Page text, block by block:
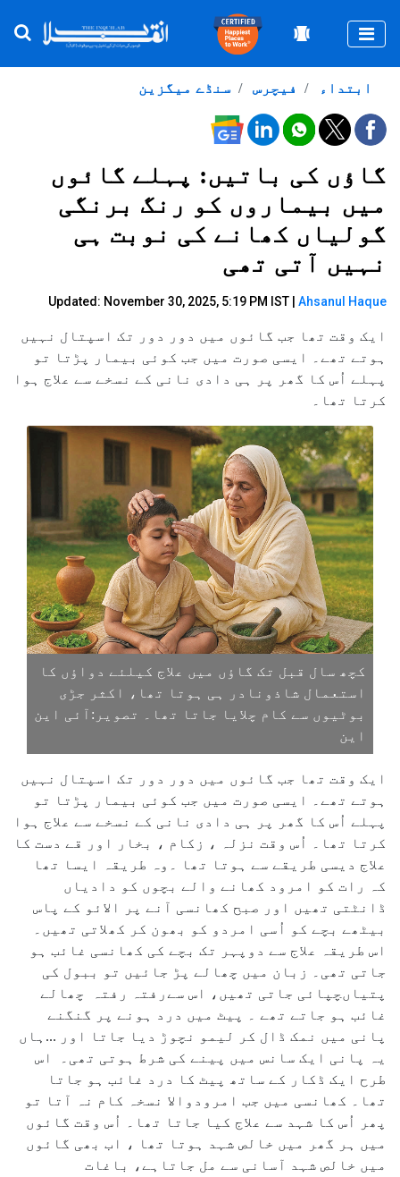
سنڈے میگزین فیچرس ابتداء
گاؤں کی باتیں: پہلے گائوں
میں بیماروں کو رنگ برنگی
گولیاں کھانے کی نوبت ہی
نہیں آتی تھی
Updated: November 30, 2025, 5:19 PM IST | Ahsanul Haque
ایک وقت تھا جب گائوں میں دور دور تک اسپتال نہیں
ہوتے تھے۔ ایسی صورت میں جب کوئی بیمار پڑتا تو
پہلے اُس کا گھر پر ہی دادی نانی کے نسخے سے علاج ہوا
کرتا تھا۔
کچھ سال قبل تک گاؤں میں علاج کیلئے دواؤں کا
استعمال شاذونادر ہی ہوتا تھا، اکثر جڑی
بوٹیوں سے کام چلایا جاتا تھا۔ تصویر:آئی این
این
ایک وقت تھا جب گائوں میں دور دور تک اسپتال نہیں
ہوتے تھے۔ ایسی صورت میں جب کوئی بیمار پڑتا تو
پہلے اُس کا گھر پر ہی دادی نانی کے نسخے سے علاج ہوا
کرتا تھا۔ اُس وقت نزلہ ، زکام ، بخار اور قے دست کا
علاج دیسی طریقے سے ہوتا تھا ۔وہ طریقہ ایسا تھا
کہ رات کو امرود کھانے والے بچوں کو دادیاں
ڈانٹتی تھیں اور صبح کھانسی آنے پر الائو کے پاس
بیٹھے بچے کو اُسی امردو کو بھون کر کھلاتی تھیں۔
اس طریقہ علاج سے دوپہر تک بچے کی کھانسی غائب ہو
جاتی تھی۔ زبان میں چھالے پڑ جائیں تو ببول کی
پتیاںچپائی جاتی تھیں، اس سےرفتہ رفتہ چھالے
غائب ہو جاتے تھے ۔ پیٹ میں درد ہونے پر گنگنے
پانی میں نمک ڈال کر لیمو نچوڑ دیا جاتا اور ...ہاں
یہ پانی ایک سانس میں پینے کی شرط ہوتی تھی۔ اس
طرح ایک ڈکار کے ساتھ پیٹ کا درد غائب ہو جاتا
تھا۔ کھانسی میں جب امرودوالا نسخہ کام نہ آتا تو
پھر اُس کا شہد سے علاج کیا جاتا تھا۔ اُس وقت گائوں
میں ہر گھر میں خالص شہد ہوتا تھا ، اب بھی گائوں
میں خالص شہد آسانی سے مل جاتاہے، باغات